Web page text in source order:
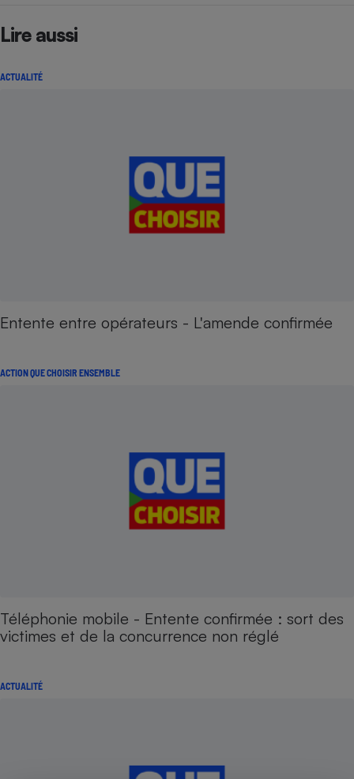
Lire aussi
ACTUALITÉ
Entente entre opérateurs - L'amende confirmée
ACTION QUE CHOISIR ENSEMBLE
Téléphonie mobile - Entente confirmée : sort des
victimes et de la concurrence non réglé
ACTUALITÉ